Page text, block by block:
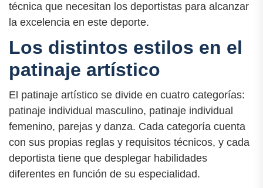
técnica que necesitan los deportistas para alcanzar
la excelencia en este deporte.
Los distintos estilos en el
patinaje artístico
El patinaje artístico se divide en cuatro categorías:
patinaje individual masculino, patinaje individual
femenino, parejas y danza. Cada categoría cuenta
con sus propias reglas y requisitos técnicos, y cada
deportista tiene que desplegar habilidades
diferentes en función de su especialidad.